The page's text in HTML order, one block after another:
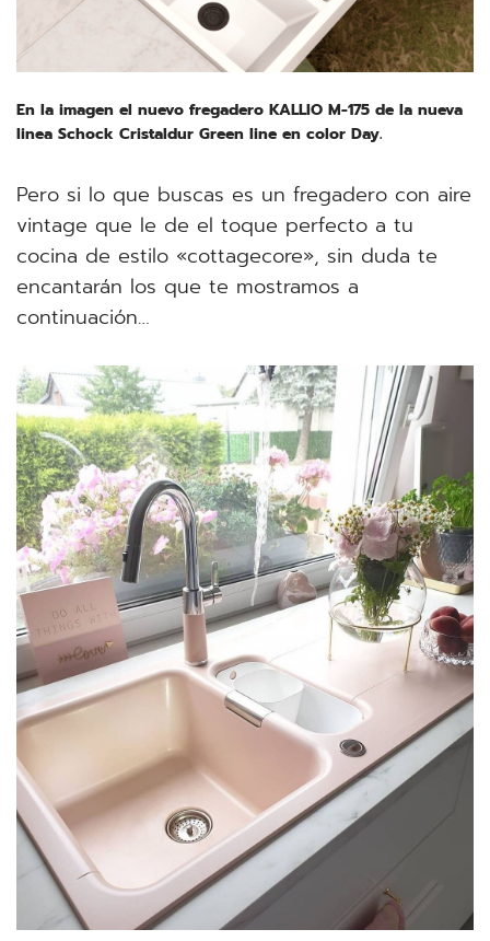
En la imagen el nuevo fregadero KALLIO M-175 de la nueva
linea Schock Cristaldur Green line en color Day.
Pero si lo que buscas es un fregadero con aire
vintage que le de el toque perfecto a tu
cocina de estilo «cottagecore», sin duda te
encantarán los que te mostramos a
continuación…